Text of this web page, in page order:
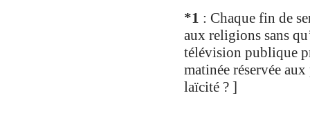
*1 : Chaque fin de
aux religions sans
télévision publique
matinée réservée
laïcité ? ]